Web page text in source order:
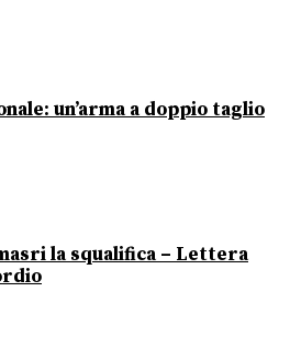
un’arma a doppio taglio
la squalifica – Lettera